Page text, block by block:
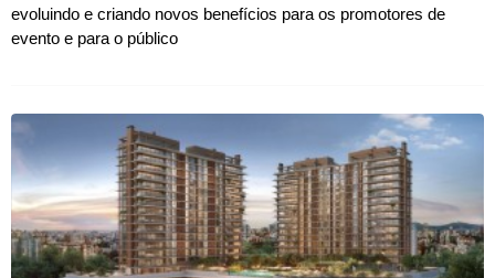
evoluindo e criando novos benefícios para os promotores de
evento e para o público